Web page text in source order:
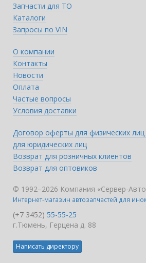
Запчасти для ТО
Каталоги
Запросы по VIN
О компании
Контакты
Новости
Оплата
Частые вопросы
Условия доставки
Договор оферты для физических лиц
для юридических лиц
Возврат для розничных клиентов
Возврат для оптовиков
© 1992–2026 Компания «Сервер-
Интернет-магазин автозапчастей для
(+7 3452) 55-55-25
г.Тюмень, Герцена д. 88
Написать директору